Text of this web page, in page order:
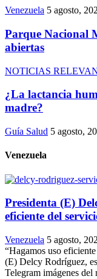
Venezuela 5 agosto,
Parque Nacional
abiertas
NOTICIAS
¿La lactancia
madre?
Guía Salud 5 agosto,
Venezuela
Presidenta (E)
eficiente del
Venezuela 5 agosto,
“Hagamos uso
(E) Delcy Rodríguez,
Telegram imágenes del